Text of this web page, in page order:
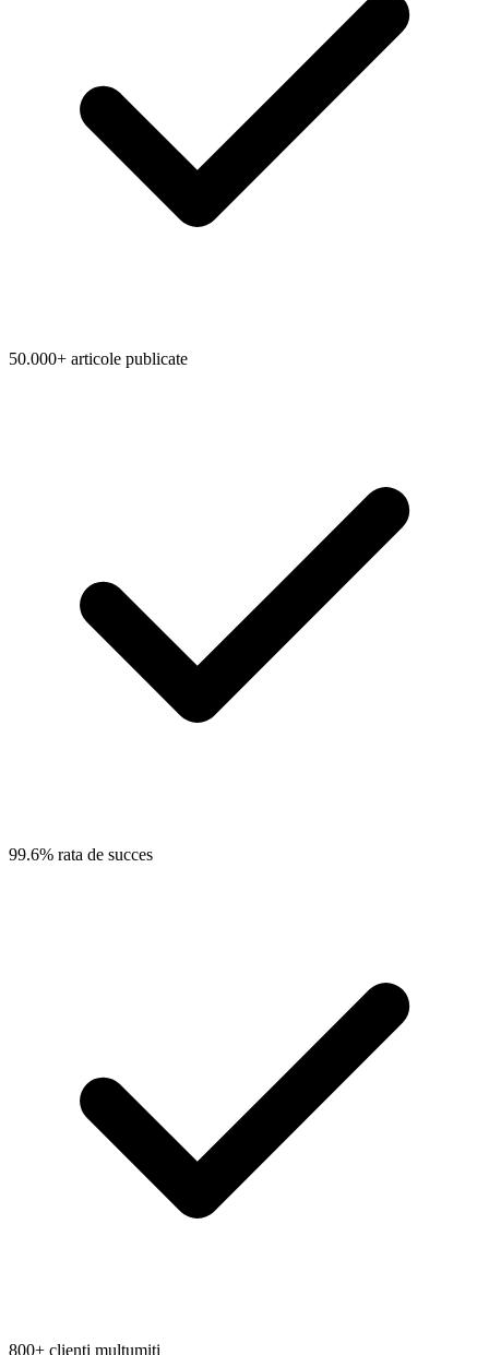
50.000+ articole publicate
99.6% rata de succes
800+ clienti multumiti